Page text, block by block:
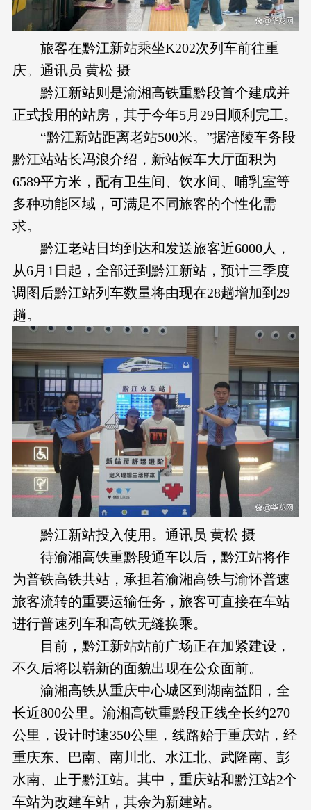
旅客在黔江新站乘坐K202次列车前往重
庆。通讯员 黄松 摄
黔江新站则是渝湘高铁重黔段首个建成并
正式投用的站房，其于今年5月29日顺利完工。
“黔江新站距离老站500米。”据涪陵车务段
黔江站站长冯浪介绍，新站候车大厅面积为
6589平方米，配有卫生间、饮水间、哺乳室等
多种功能区域，可满足不同旅客的个性化需
求。
黔江老站日均到达和发送旅客近6000人，
从6月1日起，全部迁到黔江新站，预计三季度
调图后黔江站列车数量将由现在28趟增加到29
趟。
黔江新站投入使用。通讯员 黄松 摄
待渝湘高铁重黔段通车以后，黔江站将作
为普铁高铁共站，承担着渝湘高铁与渝怀普速
旅客流转的重要运输任务，旅客可直接在车站
进行普速列车和高铁无缝换乘。
目前，黔江新站站前广场正在加紧建设，
不久后将以崭新的面貌出现在公众面前。
渝湘高铁从重庆中心城区到湖南益阳，全
长近800公里。渝湘高铁重黔段正线全长约270
公里，设计时速350公里，线路始于重庆站，经
重庆东、巴南、南川北、水江北、武隆南、彭
水南、止于黔江站。其中，重庆站和黔江站2个
车站为改建车站，其余为新建站。